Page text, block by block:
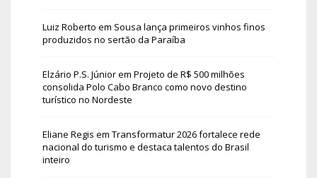
Luiz Roberto em Sousa lança primeiros vinhos finos
produzidos no sertão da Paraíba
Elzário P.S. Júniorem Projeto de R$ 500 milhões
consolida Polo Cabo Branco como novo destino
turístico no Nordeste
Eliane Regis em Transformatur 2026 fortalece rede
nacional do turismo e destaca talentos do Brasil
inteiro